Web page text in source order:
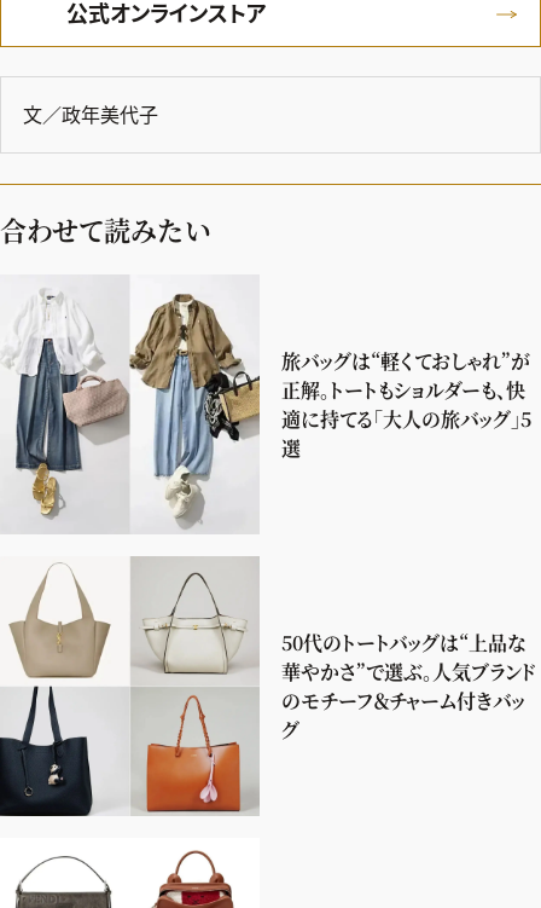
公式オンラインストア
文／政年美代子
合わせて読みたい
旅バッグは“軽くておしゃれ”が
正解。トートもショルダーも、快
適に持てる「大人の旅バッグ」5
選
50代のトートバッグは“上品な
華やかさ”で選ぶ。人気ブランド
のモチーフ＆チャーム付きバッ
グ